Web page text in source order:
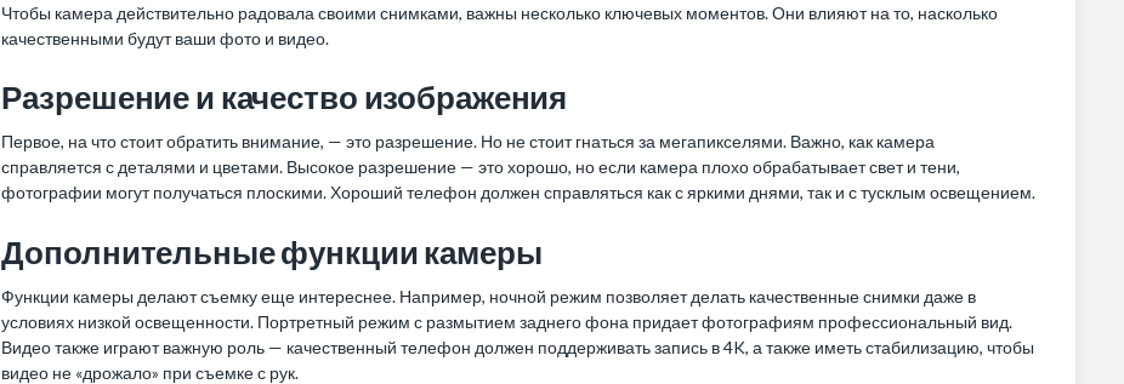
Чтобы камера действительно радовала своими снимками, важны несколько ключевых моментов. Они влияют на то, насколько
качественными будут ваши фото и видео.
Разрешение и качество изображения
Первое, на что стоит обратить внимание, — это разрешение. Но не стоит гнаться за мегапикселями. Важно, как камера
справляется с деталями и цветами. Высокое разрешение — это хорошо, но если камера плохо обрабатывает свет и тени,
фотографии могут получаться плоскими. Хороший телефон должен справляться как с яркими днями, так и с тусклым освещением.
Дополнительные функции камеры
Функции камеры делают съемку еще интереснее. Например, ночной режим позволяет делать качественные снимки даже в
условиях низкой освещенности. Портретный режим с размытием заднего фона придает фотографиям профессиональный вид.
Видео также играют важную роль — качественный телефон должен поддерживать запись в 4K, а также иметь стабилизацию, чтобы
видео не «дрожало» при съемке с рук.